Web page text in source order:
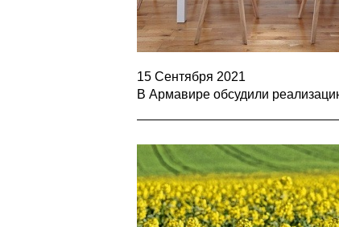
15 Сентября 2021
В Армавире обсудили